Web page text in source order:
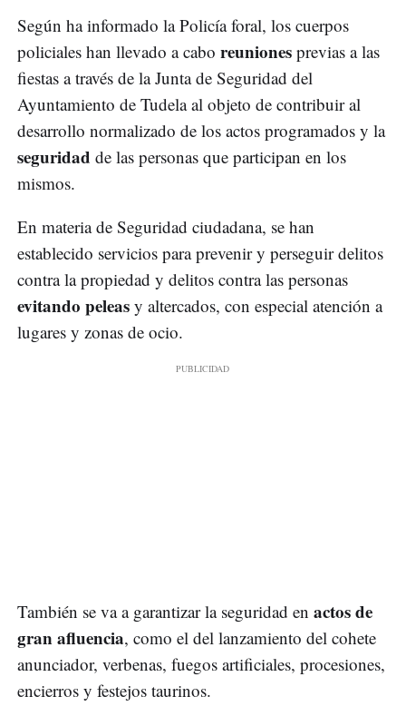
Según ha informado la Policía foral, los cuerpos
policiales han llevado a cabo reuniones previas a las
fiestas a través de la Junta de Seguridad del
Ayuntamiento de Tudela al objeto de contribuir al
desarrollo normalizado de los actos programados y la
seguridad de las personas que participan en los
mismos.
En materia de Seguridad ciudadana, se han
establecido servicios para prevenir y perseguir delitos
contra la propiedad y delitos contra las personas
evitando peleas y altercados, con especial atención a
lugares y zonas de ocio.
También se va a garantizar la seguridad en actos de
gran afluencia, como el del lanzamiento del cohete
anunciador, verbenas, fuegos artificiales, procesiones,
encierros y festejos taurinos.